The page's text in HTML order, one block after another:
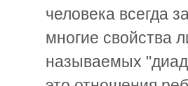
человека всегда
многие свойства
называемых